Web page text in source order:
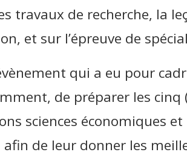
travaux de recherche, la
et sur l’épreuve de
qui a eu pour
de préparer les cinq
sciences économiques
de leur donner les